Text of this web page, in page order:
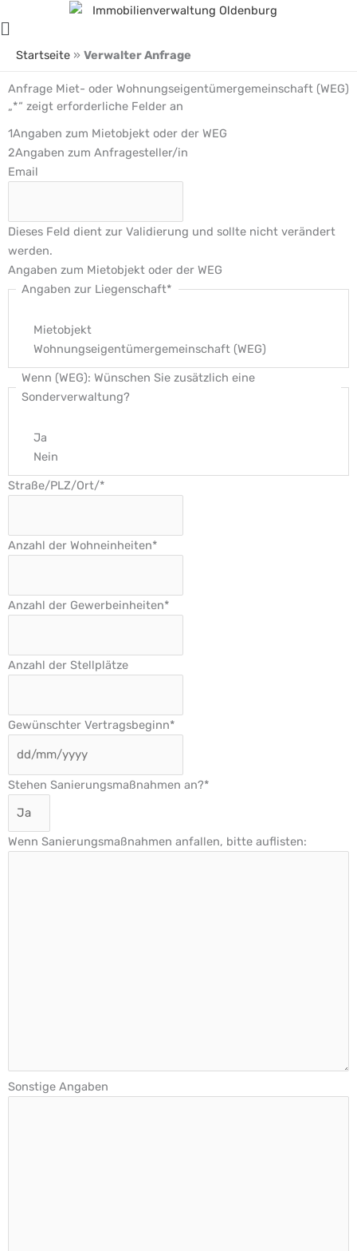
Inhalt
springen
Main
Menu
Startseite » Verwalter Anfrage
Anfrage Miet- oder Wohnungseigentümergemeinschaft (WEG)
„*“ zeigt erforderliche Felder an
1Angaben zum Mietobjekt oder der WEG
2Angaben zum Anfragesteller/in
Email
Dieses Feld dient zur Validierung und sollte nicht verändert
werden.
Angaben zum Mietobjekt oder der WEG
Angaben zur Liegenschaft*
Mietobjekt
Wohnungseigentümergemeinschaft (WEG)
Wenn (WEG): Wünschen Sie zusätzlich eine
Sonderverwaltung?
Ja
Nein
Straße/PLZ/Ort/*
Anzahl der Wohneinheiten*
Anzahl der Gewerbeinheiten*
Anzahl der Stellplätze
Gewünschter Vertragsbeginn*
JJJJ
Stehen Sanierungsmaßnahmen an?*
Wenn Sanierungsmaßnahmen anfallen, bitte auflisten:
Sonstige Angaben